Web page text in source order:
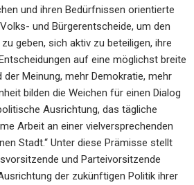
und ihren Bedürfnissen orientierte
und Bürgerentscheide, um den
geben, sich aktiv zu beteiligen, ihre
auf eine möglichst breite
der Meinung, mehr Demokratie, mehr
bilden die Weichen für einen Dialog
Ausrichtung, das tägliche
Arbeit an einer vielversprechenden
Stadt.“ Unter diese Prämisse stellt
und Parteivorsitzende
der zukünftigen Politik ihrer